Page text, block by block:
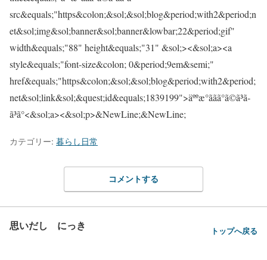
カテゴリー: 暮らし日常
コメントする
思いだし にっき トップへ戻る